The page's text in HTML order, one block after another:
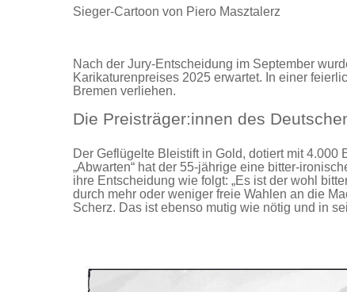
Sieger-Cartoon von Piero Masztalerz
Nach der Jury-Entscheidung im September
Karikaturenpreises 2025 erwartet. In einer
Bremen verliehen.
Die Preisträger:innen des
Der Geflügelte Bleistift in Gold, dotiert mit
„Abwarten“ hat der 55-jährige eine bitter-
ihre Entscheidung wie folgt: „Es ist der wohl
durch mehr oder weniger freie Wahlen an die
Scherz. Das ist ebenso mutig wie nötig und in